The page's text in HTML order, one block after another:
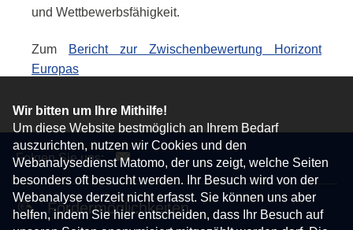
Wir bitten um Ihre Mithilfe!
Um diese Website bestmöglich an Ihrem Bedarf
auszurichten, nutzen wir Cookies und den
Webanalysedienst Matomo, der uns zeigt, welche Seiten
besonders oft besucht werden. Ihr Besuch wird von der
Webanalyse derzeit nicht erfasst. Sie können uns aber
helfen, indem Sie hier entscheiden, dass Ihr Besuch auf
und Wettbewerbsfähigkeit.
Zum
Bericht zur Zwischenbewertung Horizont
Europas
Folgen Sie uns:
Fördermöglichkeiten